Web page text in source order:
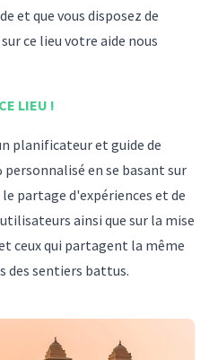
et que vous disposez de
ce lieu votre aide nous
CE LIEU !
planificateur et guide de
en se basant sur
partage d'expériences et de
ainsi que sur la mise
ceux qui partagent la même
des sentiers battus.